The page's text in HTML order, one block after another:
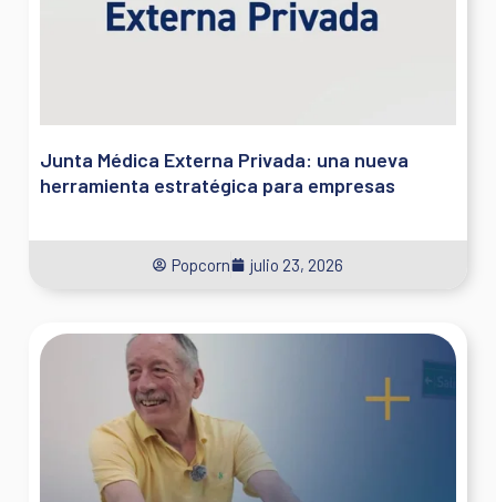
Junta Médica Externa Privada: una nueva
herramienta estratégica para empresas
Popcorn julio 23, 2026